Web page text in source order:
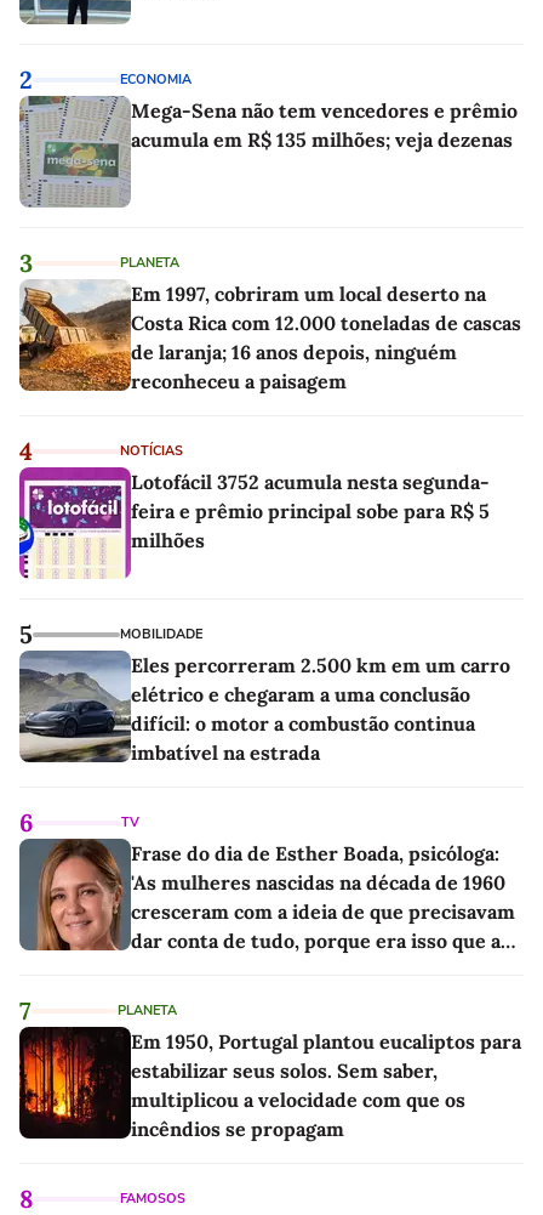
2 ECONOMIA
Mega-Sena não tem vencedores e prêmio
acumula em R$ 135 milhões; veja dezenas
3 PLANETA
Em 1997, cobriram um local deserto na
Costa Rica com 12.000 toneladas de cascas
de laranja; 16 anos depois, ninguém
reconheceu a paisagem
4 NOTÍCIAS
Lotofácil 3752 acumula nesta segunda-
feira e prêmio principal sobe para R$ 5
milhões
5 MOBILIDADE
Eles percorreram 2.500 km em um carro
elétrico e chegaram a uma conclusão
difícil: o motor a combustão continua
imbatível na estrada
6 TV
Frase do dia de Esther Boada, psicóloga:
'As mulheres nascidas na década de 1960
cresceram com a ideia de que precisavam
dar conta de tudo, porque era isso que a
7 PLANETA
Em 1950, Portugal plantou eucaliptos para
estabilizar seus solos. Sem saber,
multiplicou a velocidade com que os
incêndios se propagam
8 FAMOSOS